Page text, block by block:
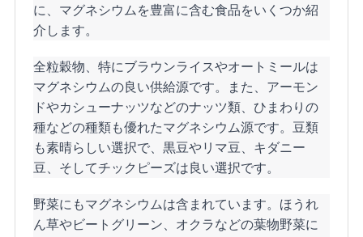
に、マグネシウムを豊富に含む食品をいくつか紹
介します。
全粒穀物、特にブラウンライスやオートミールは
マグネシウムの良い供給源です。また、アーモン
ドやカシューナッツなどのナッツ類、ひまわりの
種などの種類も優れたマグネシウム源です。豆類
も素晴らしい選択で、黒豆やリマ豆、キダニー
豆、そしてチックピーズは良い選択です。
野菜にもマグネシウムは含まれています。ほうれ
ん草やビートグリーン、オクラなどの葉物野菜に